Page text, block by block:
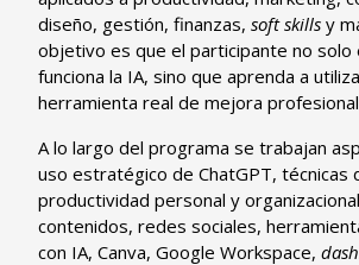
diseño, gestión, finanzas, soft skillsy
objetivo es que el participante no solo
funciona la IA, sino que aprenda a
herramienta real de mejora
A lo largo del programa se trabajan
uso estratégico de ChatGPT, técnicas
productividad personal y
contenidos, redes sociales,
con IA, Canva, Google Workspace,